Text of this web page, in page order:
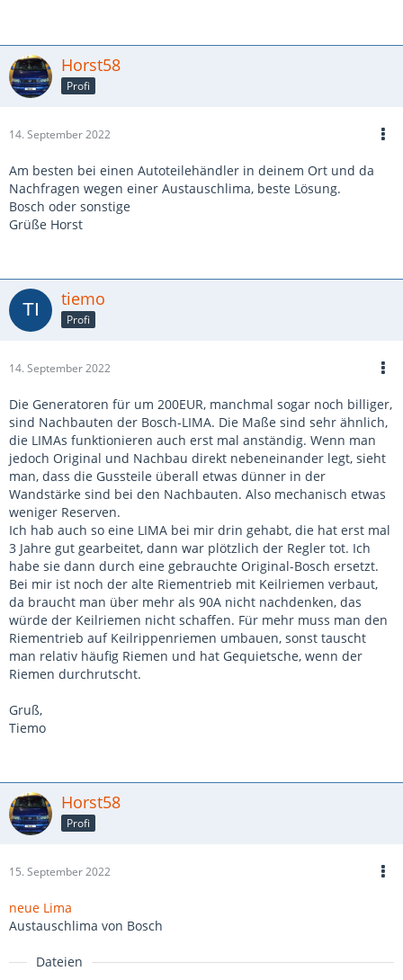
Horst58
Profi
14. September 2022
Am besten bei einen Autoteilehändler in deinem Ort und da
Nachfragen wegen einer Austauschlima, beste Lösung.
Bosch oder sonstige
Grüße Horst
tiemo
Profi
14. September 2022
Die Generatoren für um 200EUR, manchmal sogar noch billiger,
sind Nachbauten der Bosch-LIMA. Die Maße sind sehr ähnlich,
die LIMAs funktionieren auch erst mal anständig. Wenn man
jedoch Original und Nachbau direkt nebeneinander legt, sieht
man, dass die Gussteile überall etwas dünner in der
Wandstärke sind bei den Nachbauten. Also mechanisch etwas
weniger Reserven.
Ich hab auch so eine LIMA bei mir drin gehabt, die hat erst mal
3 Jahre gut gearbeitet, dann war plötzlich der Regler tot. Ich
habe sie dann durch eine gebrauchte Original-Bosch ersetzt.
Bei mir ist noch der alte Riementrieb mit Keilriemen verbaut,
da braucht man über mehr als 90A nicht nachdenken, das
würde der Keilriemen nicht schaffen. Für mehr muss man den
Riementrieb auf Keilrippenriemen umbauen, sonst tauscht
man relativ häufig Riemen und hat Gequietsche, wenn der
Riemen durchrutscht.
Gruß,
Tiemo
Horst58
Profi
15. September 2022
neue Lima
Austauschlima von Bosch
Dateien